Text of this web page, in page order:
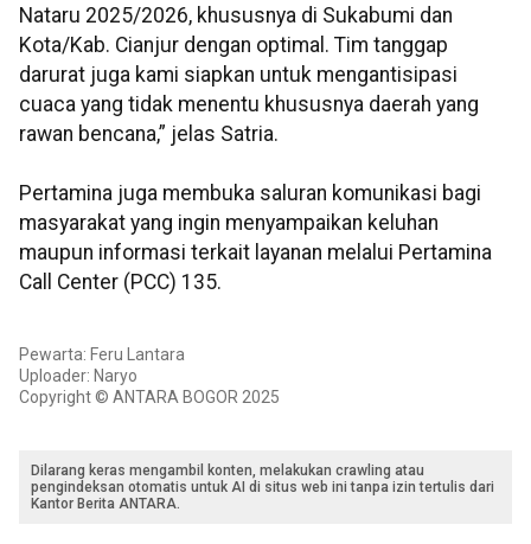
Nataru 2025/2026, khususnya di Sukabumi dan
Kota/Kab. Cianjur dengan optimal. Tim tanggap
darurat juga kami siapkan untuk mengantisipasi
cuaca yang tidak menentu khususnya daerah yang
rawan bencana,” jelas Satria.
Pertamina juga membuka saluran komunikasi bagi
masyarakat yang ingin menyampaikan keluhan
maupun informasi terkait layanan melalui Pertamina
Call Center (PCC) 135.
Pewarta: Feru Lantara
Uploader: Naryo
Copyright © ANTARA BOGOR 2025
Dilarang keras mengambil konten, melakukan crawling atau
pengindeksan otomatis untuk AI di situs web ini tanpa izin tertulis dari
Kantor Berita ANTARA.